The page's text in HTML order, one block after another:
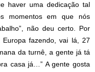
haver uma dedicação tal
momentos em que nós
não deu certo. Por
fazendo, vai lá, 27
da turnê, a gente já tá
casa já…” A gente gosta